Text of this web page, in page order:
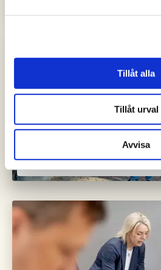
Tillåt alla
Tillåt urval
Avvisa
JOBB
Holger från Tyskland
i